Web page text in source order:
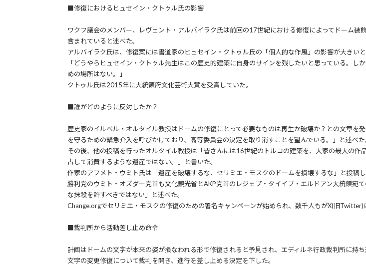
■修復におけるヒュセイン・クトゥル氏の影響
ワクフ議会のメンバー、レヴェント・アルバイラク氏は前回の17世紀における修復によってドーム
含まれていると述べた。
アルバイラク氏は、修復案には書道家のヒュセイン・クトゥル氏の「個人的な作風」の影響が大きいと
「どうやらヒュセイン・クトゥル先生はこの歴史的建築に自身のサインを残したいと思っている。
めの場所はない。」
クトゥル氏は2015年に大統領府文化芸術大賞を受賞していた。
■誰がどのように反対したか？
歴史家のイルベル・オルタイル教授はドームの修復にとって必要なものは再生か破壊か？との文章
を守るための緊急介入を呼びかけており、高等委員会の決定を取り消すことを望んでいる。」と述べた
その後、他の投稿を行ったオルタイル教授は「皆さんには16世紀のトルコの建築を、大家の最大の
占して消費するような遺産ではない。」と書いた。
作家のアフメト・ウミト氏は「遺産を破壊するな、セリミエ・モスクのドームを損壊するな」と投稿し
勝利党のウミト・オズダー党首も文化観光省とAKP党首のレジェプ・タイイプ・エルドアン大統領
な抹殺を許すべきではない」と述べた。
Change.orgでセリミエ・モスクの修復のための署名キャンペーンが始められ、数千人もがX(旧
■裁判所から活動差し止め命令
計画はドームの文字が本来の姿が損なわれる形で修復されると予見され、エディルネ行政裁判所に
文字の変更修復について裁判を開き、進行を差し止める決定を下した。